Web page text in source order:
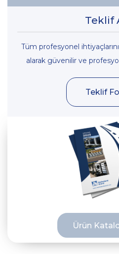
Teklif
Tüm profesyonel
alarak güvenilir ve
Teklif
Ürün